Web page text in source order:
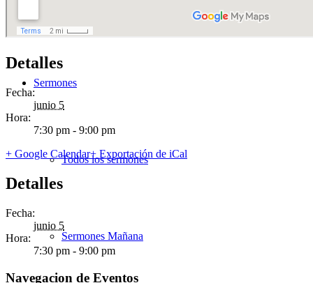
Sermones
Todos los sermones
Sermones Mañana
Detalles
Fecha:
junio 5
Hora:
7:30 pm - 9:00 pm
+ Google Calendar+ Exportación de iCal
Detalles
Fecha:
junio 5
Hora:
7:30 pm - 9:00 pm
Navegacion de Eventos